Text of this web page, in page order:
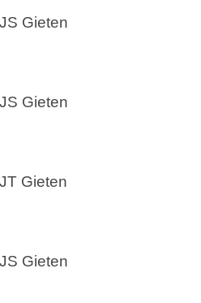
Gieten
Gieten
Gieten
Gieten